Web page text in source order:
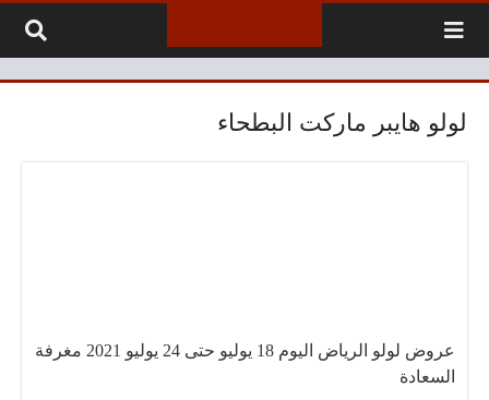
لولو هايبر ماركت البطحاء
عروض لولو الرياض اليوم 18 يوليو حتى 24 يوليو 2021 مغرفة
السعادة